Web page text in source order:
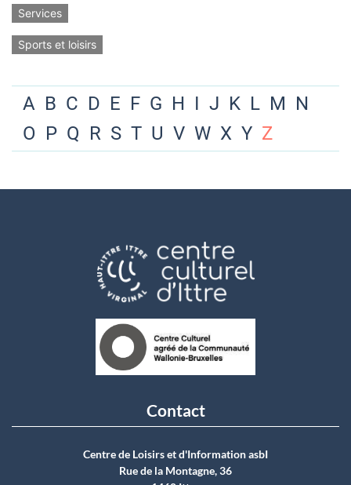
Services
Sports et loisirs
A B C D E F G H I J K L M N
O P Q R S T U V W X Y Z
Contact
Centre de Loisirs et d'Information asbI
Rue de la Montagne, 36